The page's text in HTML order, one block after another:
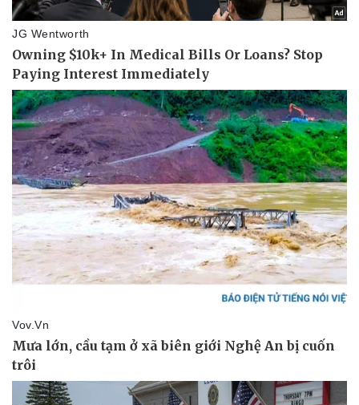
Thể thao
Bóng đá
Lịch thi đấu bóng đá
Thế giới thể thao
eSports
Hậu trường
Ô tô - Xe máy
Ô tô
Xe máy
Tư vấn